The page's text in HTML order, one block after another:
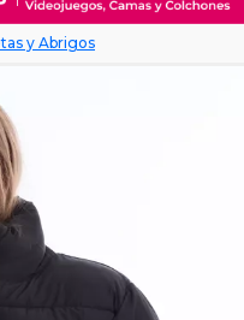
y Abrigos